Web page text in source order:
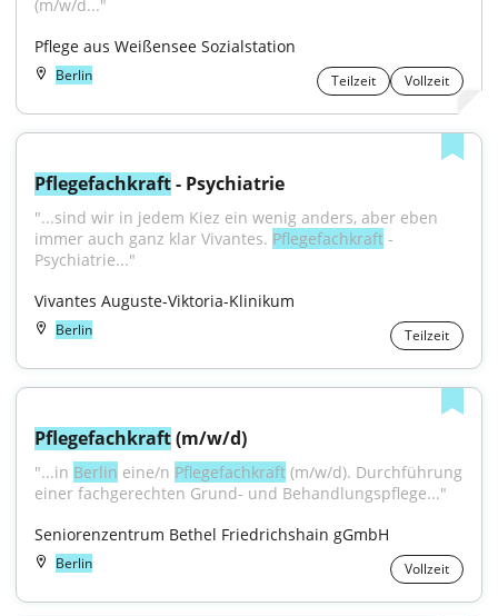
(m/w/d..."
Pflege aus Weißensee Sozialstation
Berlin Teilzeit Vollzeit
Pflegefachkraft - Psychiatrie
"...sind wir in jedem Kiez ein wenig anders, aber eben
immer auch ganz klar Vivantes. Pflegefachkraft -
Psychiatrie..."
Vivantes Auguste-Viktoria-Klinikum
Berlin Teilzeit
Pflegefachkraft (m/w/d)
"...in Berlin eine/n Pflegefachkraft (m/w/d). Durchführung
einer fachgerechten Grund- und Behandlungspflege..."
Seniorenzentrum Bethel Friedrichshain gGmbH
Berlin Vollzeit